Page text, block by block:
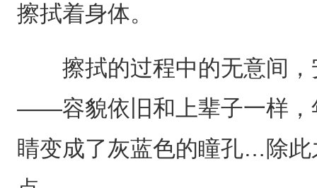
擦拭着身体。
擦拭的过程中的无意间，
——容貌依旧和上辈子一样
睛变成了灰蓝色的瞳孔…除